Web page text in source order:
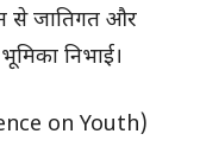
से जातिगत और
निभाई।
on Youth)